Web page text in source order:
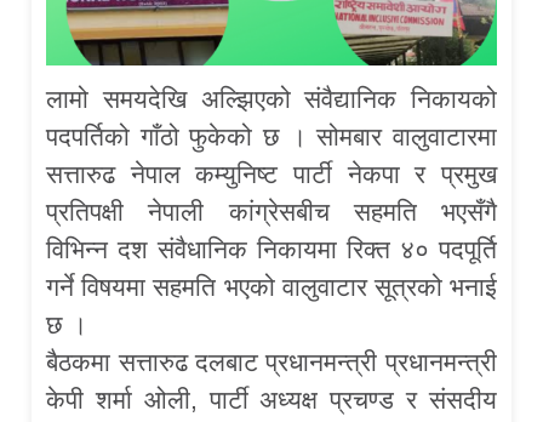
लामो समयदेखि अल्झिएको संवैद्यानिक निकायको
पदपर्तिको गाँठो फुकेको छ । सोमबार वालुवाटारमा
सत्तारुढ नेपाल कम्युनिष्ट पार्टी नेकपा र प्रमुख
प्रतिपक्षी नेपाली कांग्रेसबीच सहमति भएसँगै
विभिन्न दश संवैधानिक निकायमा रिक्त ४० पदपूर्ति
गर्ने विषयमा सहमति भएको वालुवाटार सूत्रको भनाई
छ ।
बैठकमा सत्तारुढ दलबाट प्रधानमन्त्री प्रधानमन्त्री
केपी शर्मा ओली, पार्टी अध्यक्ष प्रचण्ड र संसदीय